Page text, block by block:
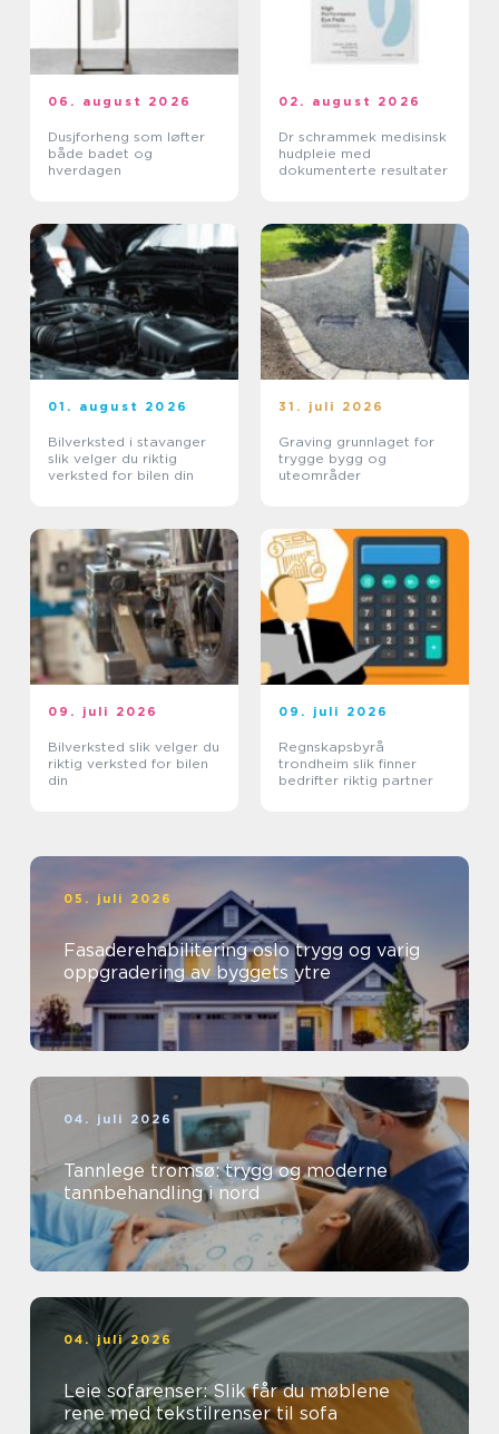
06. august 2026
Dusjforheng som løfter
både badet og
hverdagen
02. august 2026
Dr schrammek medisinsk
hudpleie med
dokumenterte resultater
01. august 2026
Bilverksted i stavanger
slik velger du riktig
verksted for bilen din
31. juli 2026
Graving grunnlaget for
trygge bygg og
uteområder
09. juli 2026
Bilverksted slik velger du
riktig verksted for bilen
din
09. juli 2026
Regnskapsbyrå
trondheim slik finner
bedrifter riktig partner
05. juli 2026
Fasaderehabilitering oslo trygg og varig
oppgradering av byggets ytre
04. juli 2026
Tannlege tromsø: trygg og moderne
tannbehandling i nord
04. juli 2026
Leie sofarenser: Slik får du møblene
rene med tekstilrenser til sofa